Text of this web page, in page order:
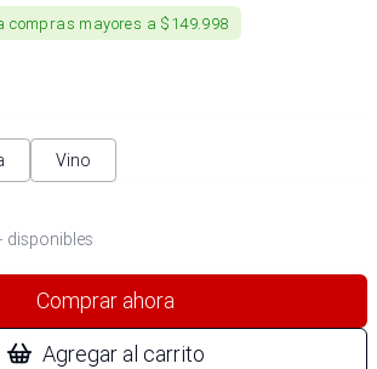
compras mayores a $149.998
Vino
disponibles
Comprar ahora
Agregar al carrito